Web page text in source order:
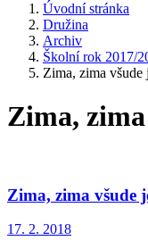
Úvodní stránka
Družina
Archiv
Školní rok 2017/
Zima, zima všude
Zima,
Zima, zima všude
17. 2. 2018